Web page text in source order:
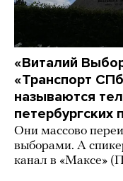
«Виталий
«Транспорт
называются
петербургских
Они массово
выборами. А
канал в «Максе»